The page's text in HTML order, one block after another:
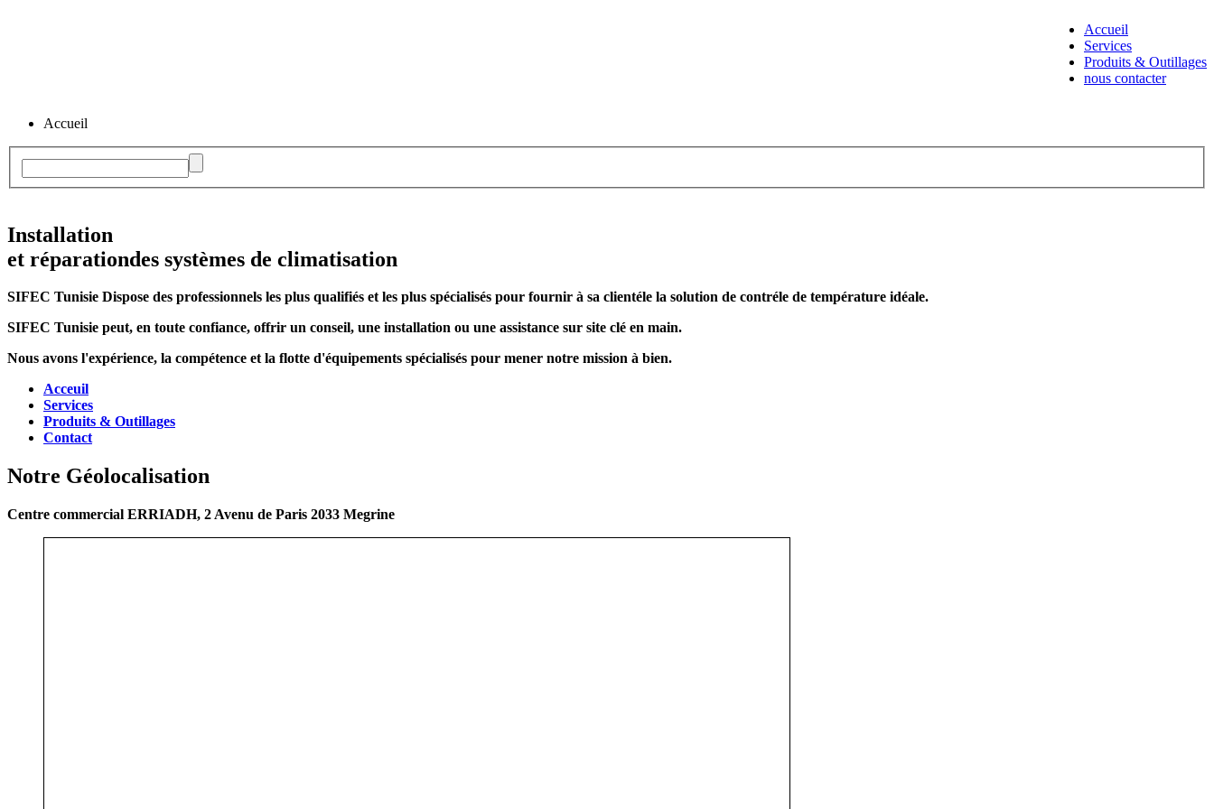
Accueil
Services
Produits & Outillages
nous contacter
Accueil
Installation
et réparationdes systèmes de climatisation
SIFEC Tunisie Dispose des professionnels les plus qualifiés et les plus spécialisés pour fournir à sa clientéle la solution de contréle de température idéale.
SIFEC Tunisie peut, en toute confiance, offrir un conseil, une installation ou une assistance sur site clé en main.
Nous avons l'expérience, la compétence et la flotte d'équipements spécialisés pour mener notre mission à bien.
Acceuil
Services
Produits & Outillages
Contact
Notre Géolocalisation
Centre commercial ERRIADH, 2 Avenu de Paris 2033 Megrine